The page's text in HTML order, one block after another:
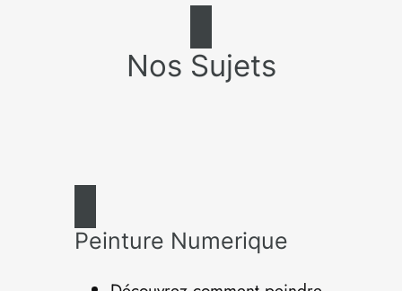
Nos Sujets
Peinture Numerique